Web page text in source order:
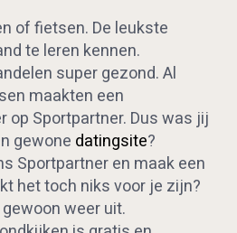
of fietsen. De leukste
te leren kennen.
super gezond. Al
maakten een
op Sportpartner. Dus was jij
gewone datingsite?
Sportpartner en maak een
het toch niks voor je zijn?
weer uit.